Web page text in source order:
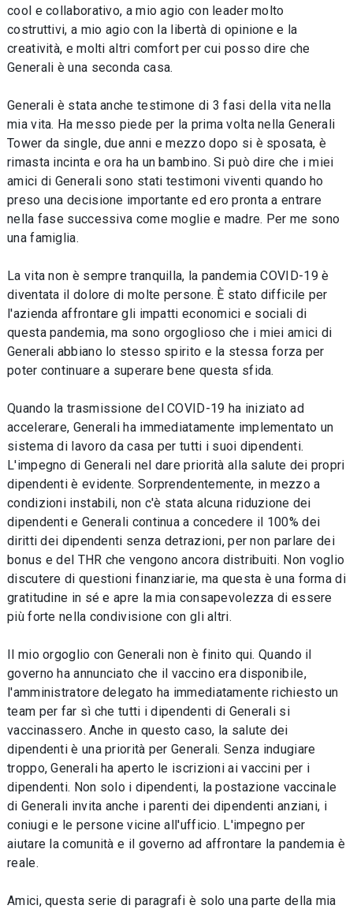
cool e collaborativo, a mio agio con leader molto
costruttivi, a mio agio con la libertà di opinione e la
creatività, e molti altri comfort per cui posso dire che
Generali è una seconda casa.
Generali è stata anche testimone di 3 fasi della vita nella
mia vita. Ha messo piede per la prima volta nella Generali
Tower da single, due anni e mezzo dopo si è sposata, è
rimasta incinta e ora ha un bambino. Si può dire che i miei
amici di Generali sono stati testimoni viventi quando ho
preso una decisione importante ed ero pronta a entrare
nella fase successiva come moglie e madre. Per me sono
una famiglia.
La vita non è sempre tranquilla, la pandemia COVID-19 è
diventata il dolore di molte persone. È stato difficile per
l'azienda affrontare gli impatti economici e sociali di
questa pandemia, ma sono orgoglioso che i miei amici di
Generali abbiano lo stesso spirito e la stessa forza per
poter continuare a superare bene questa sfida.
Quando la trasmissione del COVID-19 ha iniziato ad
accelerare, Generali ha immediatamente implementato un
sistema di lavoro da casa per tutti i suoi dipendenti.
L'impegno di Generali nel dare priorità alla salute dei propri
dipendenti è evidente. Sorprendentemente, in mezzo a
condizioni instabili, non c'è stata alcuna riduzione dei
dipendenti e Generali continua a concedere il 100% dei
diritti dei dipendenti senza detrazioni, per non parlare dei
bonus e del THR che vengono ancora distribuiti. Non voglio
discutere di questioni finanziarie, ma questa è una forma di
gratitudine in sé e apre la mia consapevolezza di essere
più forte nella condivisione con gli altri.
Il mio orgoglio con Generali non è finito qui. Quando il
governo ha annunciato che il vaccino era disponibile,
l'amministratore delegato ha immediatamente richiesto un
team per far sì che tutti i dipendenti di Generali si
vaccinassero. Anche in questo caso, la salute dei
dipendenti è una priorità per Generali. Senza indugiare
troppo, Generali ha aperto le iscrizioni ai vaccini per i
dipendenti. Non solo i dipendenti, la postazione vaccinale
di Generali invita anche i parenti dei dipendenti anziani, i
coniugi e le persone vicine all'ufficio. L'impegno per
aiutare la comunità e il governo ad affrontare la pandemia è
reale.
Amici, questa serie di paragrafi è solo una parte della mia